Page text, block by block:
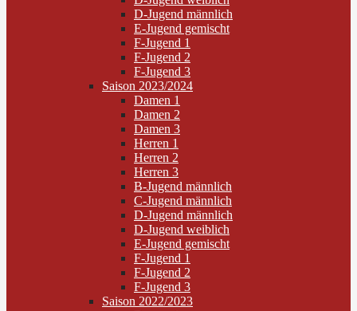
D-Jugend männlich
E-Jugend gemischt
F-Jugend 1
F-Jugend 2
F-Jugend 3
Saison 2023/2024
Damen 1
Damen 2
Damen 3
Herren 1
Herren 2
Herren 3
B-Jugend männlich
C-Jugend männlich
D-Jugend männlich
D-Jugend weiblich
E-Jugend gemischt
F-Jugend 1
F-Jugend 2
F-Jugend 3
Saison 2022/2023